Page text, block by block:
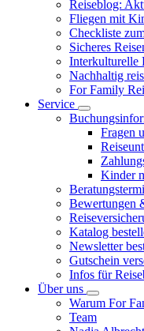
Reiseblog:
Fliegen mit
Checkliste
Sicheres
Interkulturelle
Nachhaltig
For Family
Service
Fragen
Kinder
Bewertungen
Katalog
Newsletter
Gutschein
Infos für
Über uns
Warum For
Team